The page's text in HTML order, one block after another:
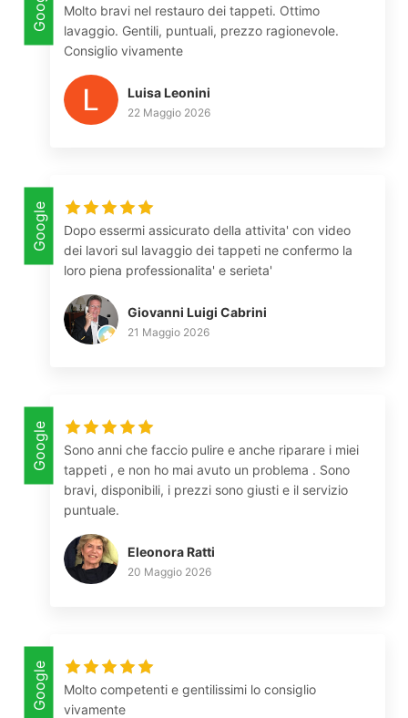
Molto bravi nel restauro dei tappeti. Ottimo
lavaggio. Gentili, puntuali, prezzo ragionevole.
Consiglio vivamente
Luisa Leonini
22 Maggio 2026
Google
Dopo essermi assicurato della attivita' con video
dei lavori sul lavaggio dei tappeti ne confermo la
loro piena professionalita' e serieta'
Giovanni Luigi Cabrini
21 Maggio 2026
Google
Sono anni che faccio pulire e anche riparare i miei
tappeti , e non ho mai avuto un problema . Sono
bravi, disponibili, i prezzi sono giusti e il servizio
puntuale.
Eleonora Ratti
20 Maggio 2026
Google
Molto competenti e gentilissimi lo consiglio
vivamente